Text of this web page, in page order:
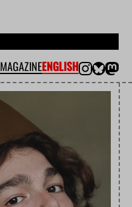
MAGAZINEENGLISH